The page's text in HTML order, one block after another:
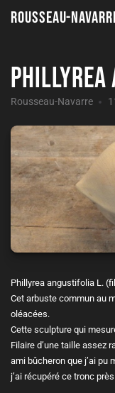
Rousseau-
Rousseau-Navarre
Phillyrea angustifolia L.
Cet arbuste commun au
oléacées.
Cette sculpture qui
Filaire d’une taille assez
ami bûcheron que j’ai pu
j’ai récupéré ce tronc